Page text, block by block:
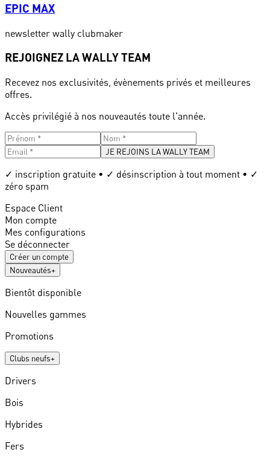
EPIC MAX
newsletter wally clubmaker
REJOIGNEZ LA WALLY TEAM
Recevez nos exclusivités, évènements privés et meilleures
offres.
Accès privilégié à nos nouveautés toute l'année.
JE REJOINS LA WALLY TEAM
✓ inscription gratuite • ✓ désinscription à tout moment • ✓
zéro spam
Espace Client
Mon compte
Mes configurations
Se déconnecter
Créer un compte
Nouveautés+
Bientôt disponible
Nouvelles gammes
Promotions
Clubs neufs+
Drivers
Bois
Hybrides
Fers